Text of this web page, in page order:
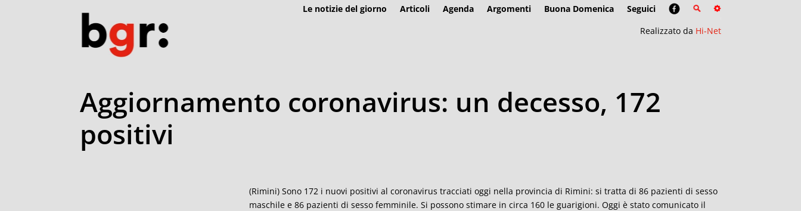
Le notizie del giorno Articoli Agenda Argomenti Buona Domenica
Seguici
Realizzato da Hi-Net
Aggiornamento coronavirus: un decesso, 172
positivi
(Rimini) Sono 172 i nuovi positivi al coronavirus tracciati oggi nella provincia di Rimini: si tratta di 86 pazienti di sesso
maschile e 86 pazienti di sesso femminile. Si possono stimare in circa 160 le guarigioni. Oggi è stato comunicato il